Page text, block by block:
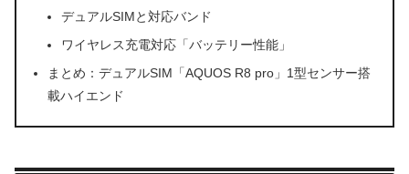
デュアルSIMと対応バンド
ワイヤレス充電対応「バッテリー性能」
まとめ：デュアルSIM「AQUOS R8 pro」1型センサー搭
載ハイエンド